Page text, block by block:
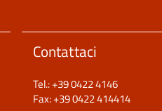
Contattaci
Tel.: +39 0422 4146
Fax: +39 0422 414414